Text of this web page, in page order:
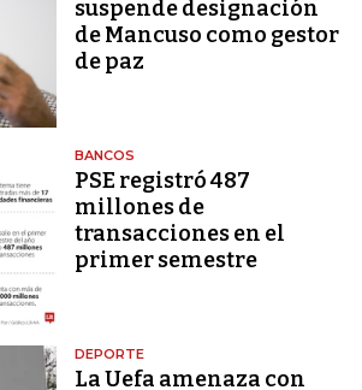
suspende designación
de Mancuso como gestor
de paz
BANCOS
PSE registró 487
millones de
transacciones en el
primer semestre
DEPORTE
La Uefa amenaza con